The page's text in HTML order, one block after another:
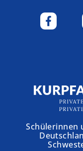
Schülerinnen